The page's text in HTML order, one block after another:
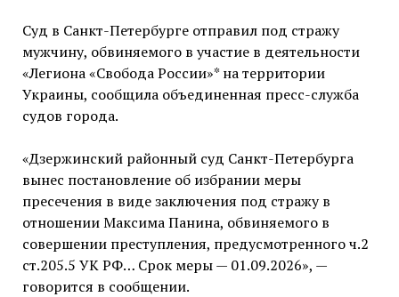
Суд в Санкт-Петербурге отправил под стражу
мужчину, обвиняемого в участие в деятельности
«Легиона «Свобода России»* на территории
Украины, сообщила объединенная пресс-служба
судов города.
«Дзержинский районный суд Санкт-Петербурга
вынес постановление об избрании меры
пресечения в виде заключения под стражу в
отношении Максима Панина, обвиняемого в
совершении преступления, предусмотренного ч.2
ст.205.5 УК РФ… Срок меры — 01.09.2026», —
говорится в сообщении.